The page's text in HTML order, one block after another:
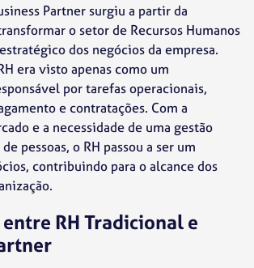
Partner surgiu a partir da
o setor de Recursos Humanos
dos negócios da empresa.
era visto apenas como um
por tarefas operacionais,
e contratações. Com a
e a necessidade de uma gestão
pessoas, o RH passou a ser um
contribuindo para o alcance dos
RH Tradicional e